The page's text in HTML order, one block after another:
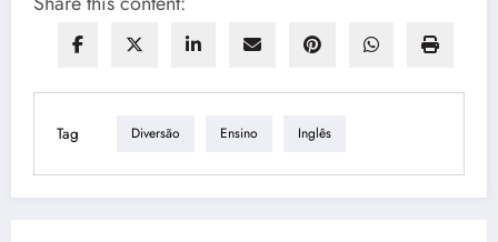
Tag Diversão Ensino Inglês